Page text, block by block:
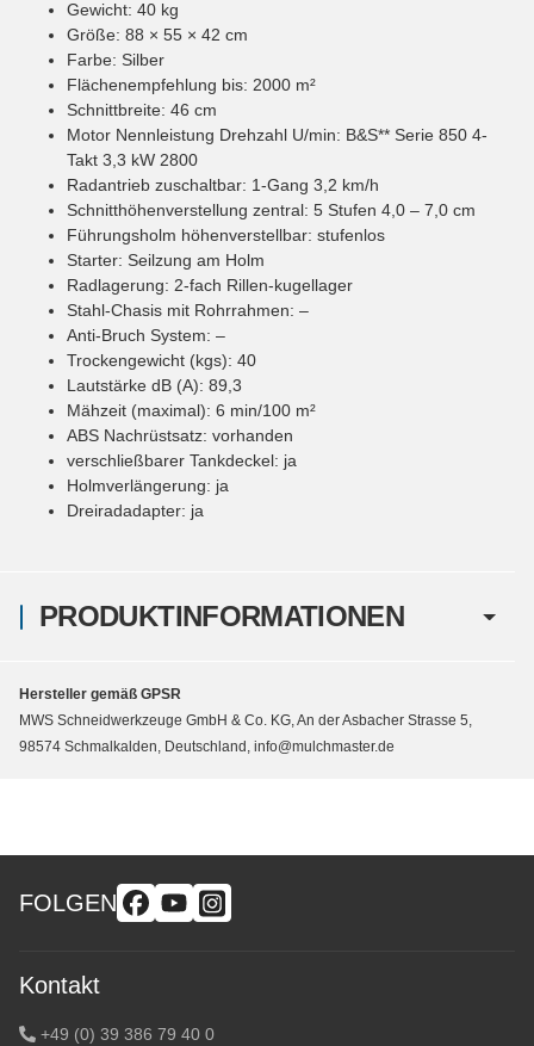
PRODUKTINFORMATIONEN
Gewicht: 40 kg
Größe: 88 × 55 × 42 cm
Farbe: Silber
Flächenempfehlung bis: 2000 m²
Schnittbreite: 46 cm
Motor Nennleistung Drehzahl U/min: B&S** Serie 850 4-
Takt 3,3 kW 2800
Radantrieb zuschaltbar: 1-Gang 3,2 km/h
Schnitthöhenverstellung zentral: 5 Stufen 4,0 – 7,0 cm
Führungsholm höhenverstellbar: stufenlos
Starter: Seilzung am Holm
Radlagerung: 2-fach Rillen-kugellager
Stahl-Chasis mit Rohrrahmen: –
Anti-Bruch System: –
Trockengewicht (kgs): 40
Lautstärke dB (A): 89,3
Mähzeit (maximal): 6 min/100 m²
ABS Nachrüstsatz: vorhanden
verschließbarer Tankdeckel: ja
Holmverlängerung: ja
Dreiradadapter: ja
Hersteller gemäß GPSR
MWS Schneidwerkzeuge GmbH & Co. KG, An der Asbacher Strasse 5,
98574 Schmalkalden, Deutschland, info@mulchmaster.de
FOLGEN
Kontakt
+49 (0) 39 386 79 40 0